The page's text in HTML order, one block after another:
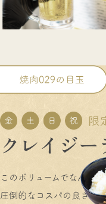
ク レイ ジー
このボリュームでなんと
圧倒的なコスパの良さが